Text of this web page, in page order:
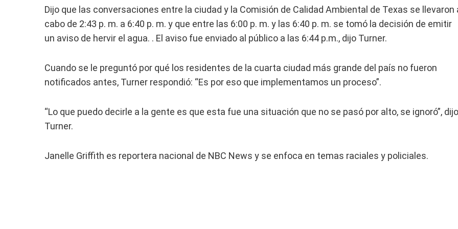
Dijo que las conversaciones entre la ciudad y la Comisión de Calidad Ambiental de Texas se llevaron
cabo de 2:43 p. m. a 6:40 p. m. y que entre las 6:00 p. m. y las 6:40 p. m. se tomó la decisión de emitir
un aviso de hervir el agua. . El aviso fue enviado al público a las 6:44 p.m., dijo Turner.
Cuando se le preguntó por qué los residentes de la cuarta ciudad más grande del país no fueron
notificados antes, Turner respondió: “Es por eso que implementamos un proceso”.
“Lo que puedo decirle a la gente es que esta fue una situación que no se pasó por alto, se ignoró”, dijo
Turner.
Janelle Griffith es reportera nacional de NBC News y se enfoca en temas raciales y policiales.